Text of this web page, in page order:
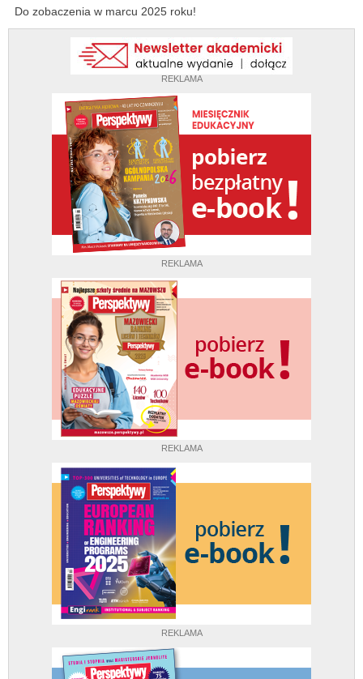
REKLAMA
REKLAMA
REKLAMA
REKLAMA
Do zobaczenia w marcu 2025 roku!